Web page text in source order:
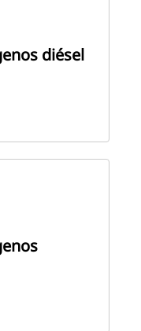
diésel